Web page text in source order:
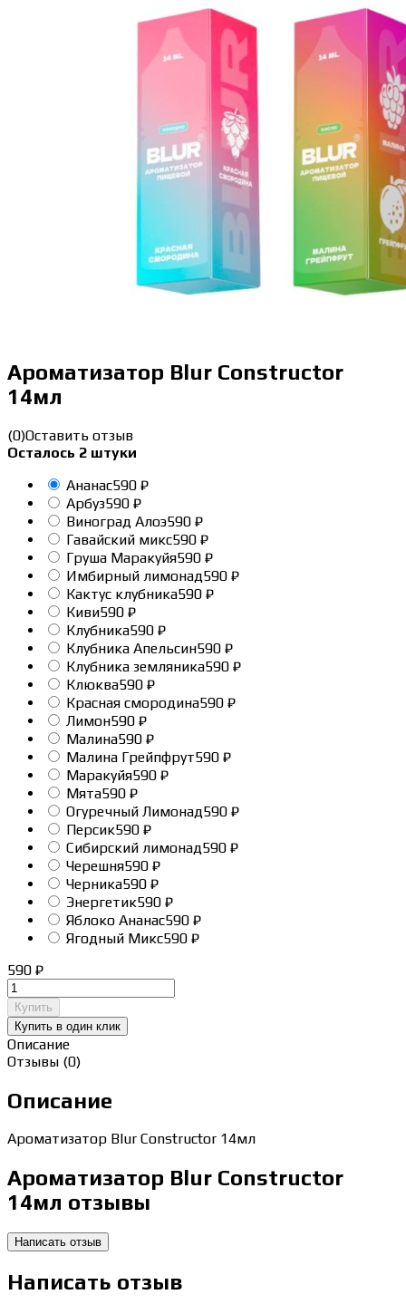
Ароматизатор Blur Constructor
14мл
(0)Оставить отзыв
Осталось 2 штуки
Ананас590 ₽
Арбуз590 ₽
Виноград Алоэ590 ₽
Гавайский микс590 ₽
Груша Маракуйя590 ₽
Имбирный лимонад590 ₽
Кактус клубника590 ₽
Киви590 ₽
Клубника590 ₽
Клубника Апельсин590 ₽
Клубника земляника590 ₽
Клюква590 ₽
Красная смородина590 ₽
Лимон590 ₽
Малина590 ₽
Малина Грейпфрут590 ₽
Маракуйя590 ₽
Мята590 ₽
Огуречный Лимонад590 ₽
Персик590 ₽
Сибирский лимонад590 ₽
Черешня590 ₽
Черника590 ₽
Энергетик590 ₽
Яблоко Ананас590 ₽
Ягодный Микс590 ₽
590 ₽
Купить
Купить в один клик
Описание
Отзывы (0)
Описание
Ароматизатор Blur Constructor 14мл
Ароматизатор Blur Constructor
14мл отзывы
Написать отзыв